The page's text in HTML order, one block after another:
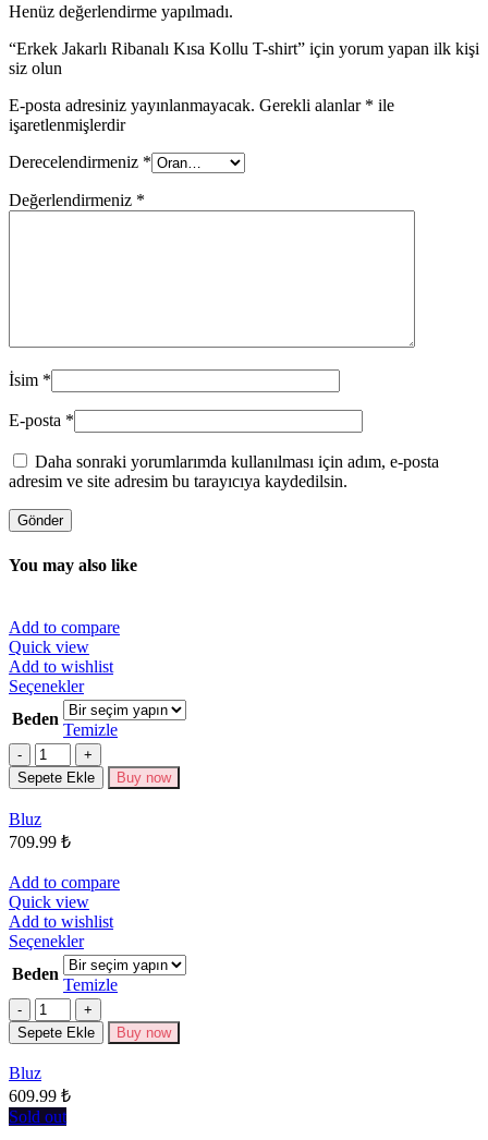
Henüz değerlendirme yapılmadı.
“Erkek Jakarlı Ribanalı Kısa Kollu T-shirt” için yorum yapan ilk kişi
siz olun
E-posta adresiniz yayınlanmayacak. Gerekli alanlar * ile
işaretlenmişlerdir
Derecelendirmeniz *
Değerlendirmeniz *
İsim *
E-posta *
Daha sonraki yorumlarımda kullanılması için adım, e-posta
adresim ve site adresim bu tarayıcıya kaydedilsin.
You may also like
Add to compare
Quick view
Add to wishlist
SeçeneklerBu
ürünün
birden
fazla
varyasyonu
var.
Beden
Temizle
Miktar
Sepete Ekle Buy now
Bluz
709.99 ₺
Add to compare
Quick view
Add to wishlist
SeçeneklerBu
ürünün
birden
fazla
varyasyonu
var.
Beden
Temizle
Miktar
Sepete Ekle Buy now
Bluz
609.99 ₺
Sold out